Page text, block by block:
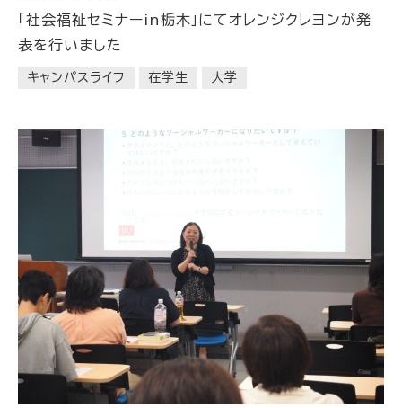
「社会福祉セミナーin栃木」にてオレンジクレヨンが発
表を行いました
キャンパスライフ 在学生 大学